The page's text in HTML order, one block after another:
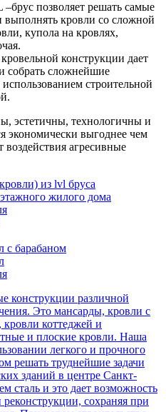
позволяет решать самые
выполнять кровли со сложной
купола на кровлях,
конструкции дает
собрать сложнейшие
строительной
эстетичны, технологичны и
экономически выгоднее чем
агресивные
из lvl бруса
жилого дома
с барабаном